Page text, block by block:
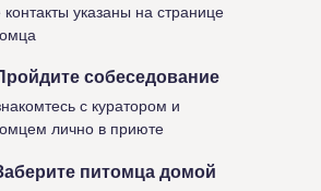
контакты указаны на странице
собеседование
с куратором и
лично в приюте
питомца домой